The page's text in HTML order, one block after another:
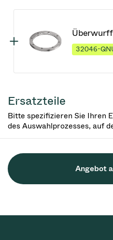
32046-
Ersatzteile
Bitte spezifizieren Sie Ihren
des Auswahlprozesses, auf
Angebot